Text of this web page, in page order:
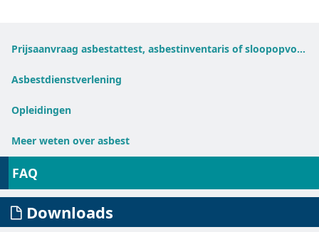
Prijsaanvraag asbestattest, asbestinventaris of sloopopvolgingsplan
Asbestdienstverlening
Opleidingen
Meer weten over asbest
FAQ
Downloads